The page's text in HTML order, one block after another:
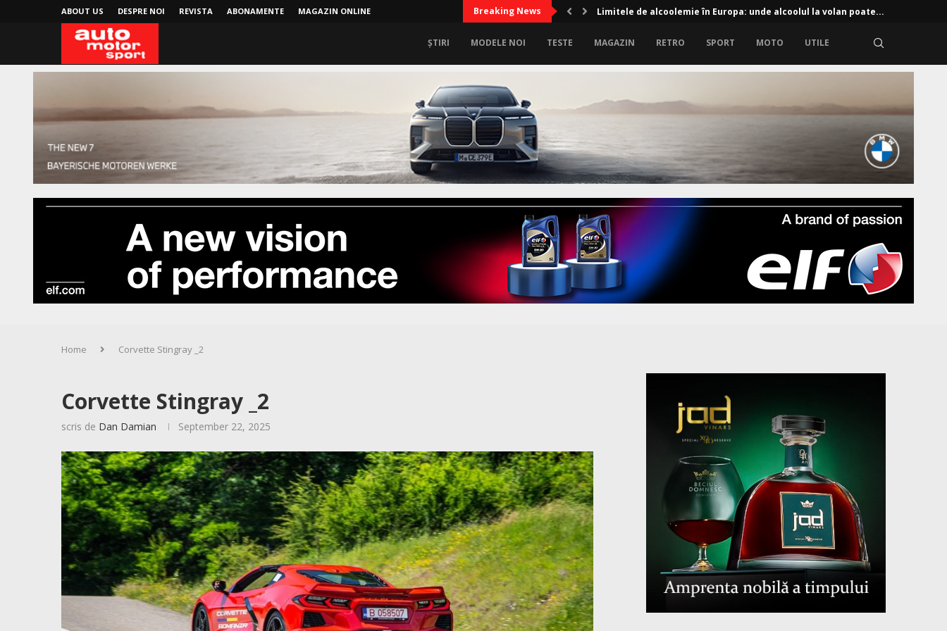
ABOUT US DESPRE NOI REVISTA ABONAMENTE MAGAZIN ONLINE Breaking News Limitele de alcoolemie în Europa: unde alcoolul la volan poate...
ȘTIRI MODELE NOI TESTE MAGAZIN RETRO SPORT MOTO UTILE
Home Corvette Stingray _2
Corvette Stingray _2
scris de Dan Damian September 22, 2025